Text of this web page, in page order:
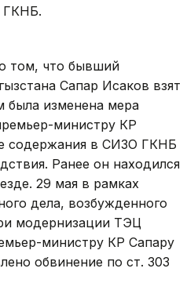
ГКНБ.
том, что бывший
Сапар Исаков взят
была изменена мера
министру КР
содержания в СИЗО ГКНБ
Ранее он находился
29 мая в рамках
дела, возбужденного
модернизации ТЭЦ
министру КР Сапару
обвинение по ст. 303